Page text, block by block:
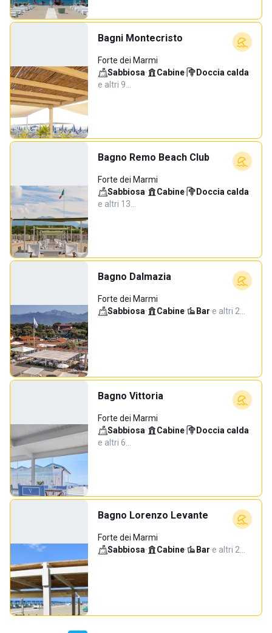
Bagni Montecristo
Forte dei Marmi
Sabbiosa· Cabine· Doccia calda·
e altri 9…
Bagno Remo Beach Club
Forte dei Marmi
Sabbiosa· Cabine· Doccia calda·
e altri 13…
Bagno Dalmazia
Forte dei Marmi
Sabbiosa· Cabine· Bar·e altri 2…
Bagno Vittoria
Forte dei Marmi
Sabbiosa· Cabine· Doccia calda·
e altri 6…
Bagno Lorenzo Levante
Forte dei Marmi
Sabbiosa· Cabine· Bar·e altri 2…